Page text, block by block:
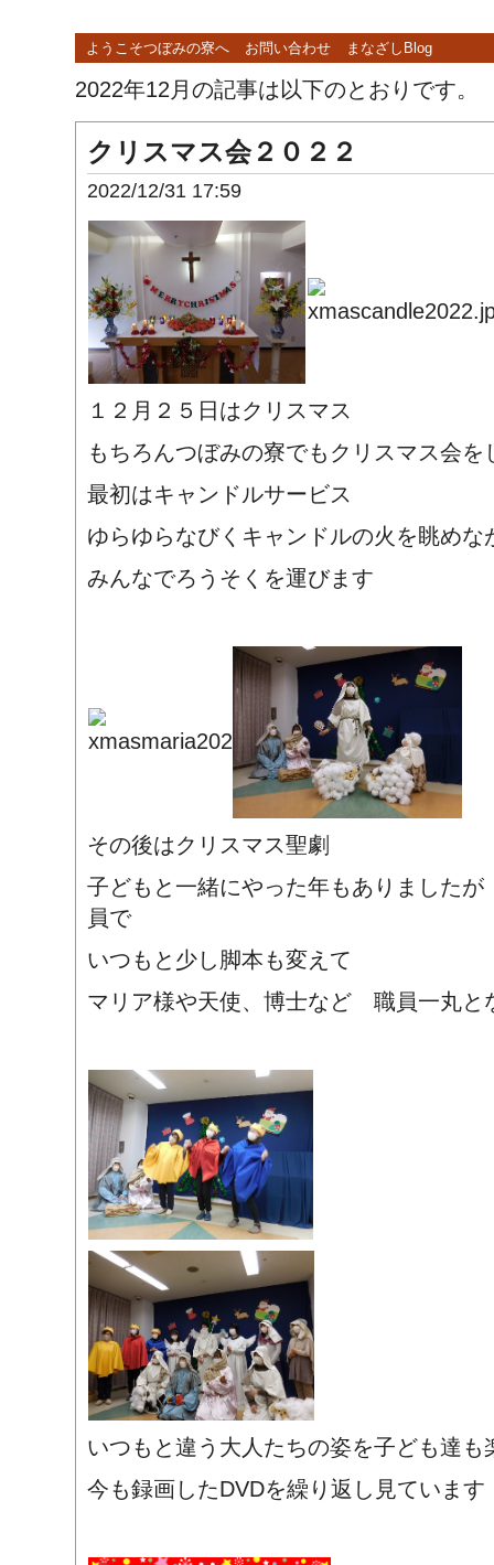
ようこそつぼみの寮へ お問い合わせ まなざしBlog
2022年12月の記事は以下のとおりです。
クリスマス会２０２２
2022/12/31 17:59
１２月２５日はクリスマス
もちろんつぼみの寮でもクリスマス会を
最初はキャンドルサービス
ゆらゆらなびくキャンドルの火を眺めな
みんなでろうそくを運びます
その後はクリスマス聖劇
子どもと一緒にやった年もありました
員で
いつもと少し脚本も変えて
マリア様や天使、博士など 職員一丸と
いつもと違う大人たちの姿を子ども達も
今も録画したDVDを繰り返し見ています